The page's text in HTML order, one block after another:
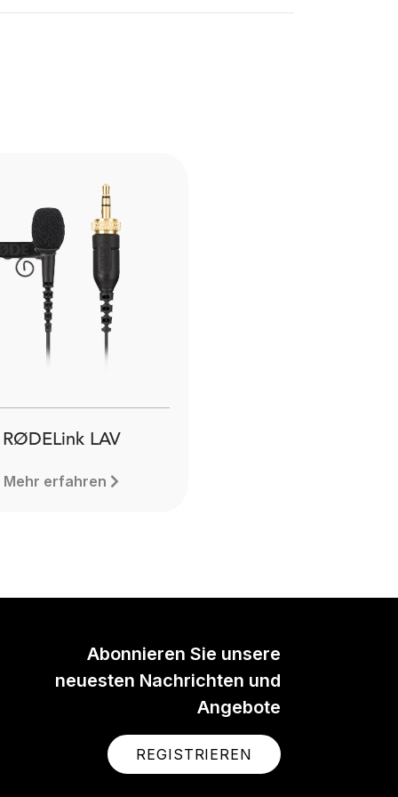
RØDELink LAV
Mehr erfahren
Abonnieren Sie unsere
neuesten Nachrichten und
Angebote
REGISTRIEREN